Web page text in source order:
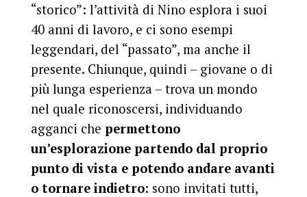
“storico”: l’attività di Nino esplora i suoi
40 anni di lavoro, e ci sono esempi
leggendari, del “passato”, ma anche il
presente. Chiunque, quindi – giovane o di
più lunga esperienza – trova un mondo
nel quale riconoscersi, individuando
agganci che permettono
un’esplorazione partendo dal proprio
punto di vista e potendo andare avanti
o tornare indietro: sono invitati tutti,